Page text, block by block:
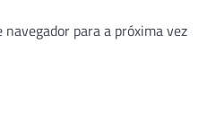
para a próxima vez